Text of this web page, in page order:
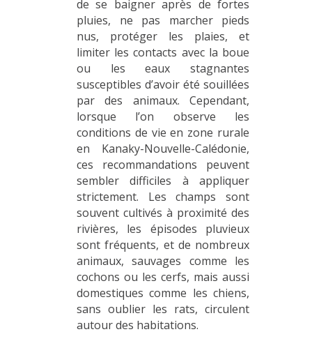
de se baigner après de fortes
pluies, ne pas marcher pieds
nus, protéger les plaies, et
limiter les contacts avec la boue
ou les eaux stagnantes
susceptibles d’avoir été souillées
par des animaux. Cependant,
lorsque l’on observe les
conditions de vie en zone rurale
en Kanaky-Nouvelle-Calédonie,
ces recommandations peuvent
sembler difficiles à appliquer
strictement. Les champs sont
souvent cultivés à proximité des
rivières, les épisodes pluvieux
sont fréquents, et de nombreux
animaux, sauvages comme les
cochons ou les cerfs, mais aussi
domestiques comme les chiens,
sans oublier les rats, circulent
autour des habitations.